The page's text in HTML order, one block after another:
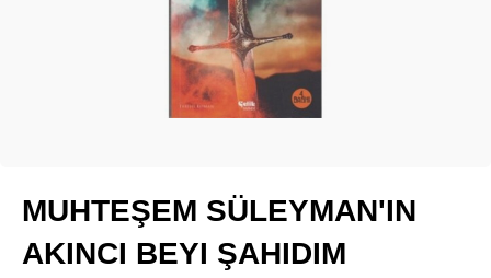
MUHTEŞEM SÜLEYMAN'IN
AKINCI BEYI ŞAHIDIM